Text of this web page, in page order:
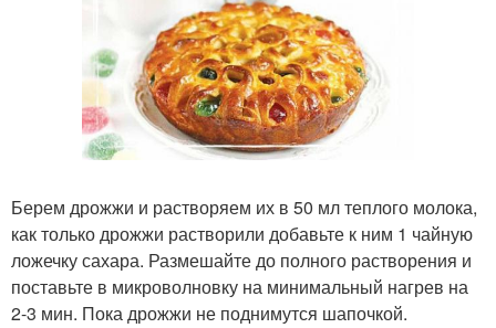
Берем дрожжи и растворяем их в 50 мл теплого молока,
как только дрожжи растворили добавьте к ним 1 чайную
ложечку сахара. Размешайте до полного растворения и
поставьте в микроволновку на минимальный нагрев на
2-3 мин. Пока дрожжи не поднимутся шапочкой.